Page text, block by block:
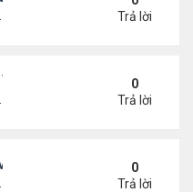
Trả lời
vào diễn đàn
0
Trả lời
vào diễn đàn
0
Trả lời